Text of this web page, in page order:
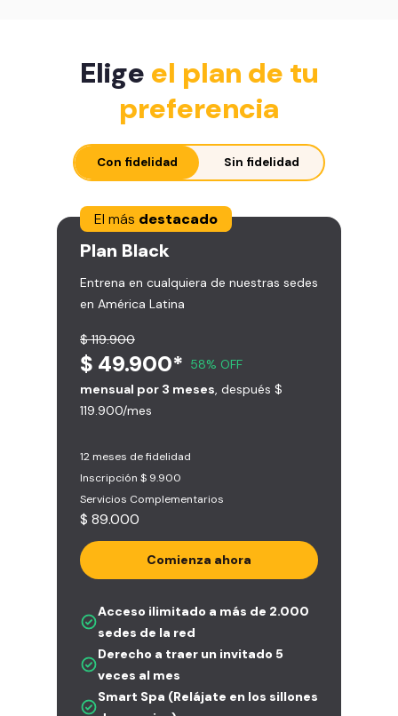
Elige el plan de tu
preferencia
Con fidelidad Sin fidelidad
El más destacado
Plan Black
Entrena en cualquiera de nuestras sedes
en América Latina
$ 119.900
$ 49.900* 58% OFF
mensual por 3 meses , después $
119.900/mes
12 meses de fidelidad
Inscripción $ 9.900
Servicios Complementarios
$ 89.000
Comienza ahora
Acceso ilimitado a más de 2.000
sedes de la red
Derecho a traer un invitado 5
veces al mes
Smart Spa (Relájate en los sillones